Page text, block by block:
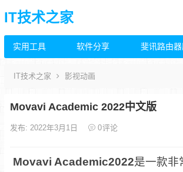
IT技术之家
实用工具 软件分享 斐讯路由
IT技术之家 影视动画
Movavi Academic 2022中文版
发布: 2022年3月1日 0评论
Movavi Academic2022是一款非